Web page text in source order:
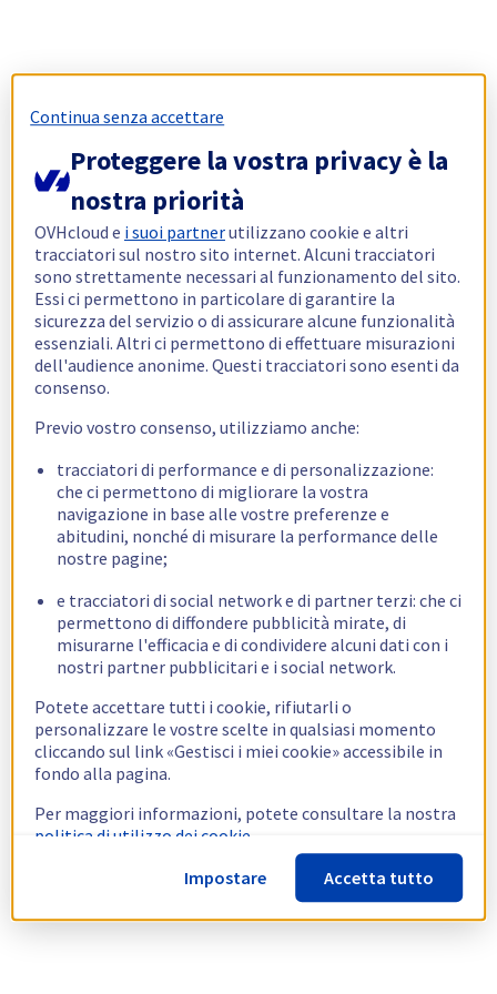
Continua senza accettare
Proteggere la vostra privacy è la
nostra priorità
OVHcloud e i suoi partnerutilizzano cookie e altri
tracciatori sul nostro sito internet. Alcuni tracciatori
sono strettamente necessari al funzionamento del sito.
Essi ci permettono in particolare di garantire la
sicurezza del servizio o di assicurare alcune funzionalità
essenziali. Altri ci permettono di effettuare misurazioni
dell'audience anonime. Questi tracciatori sono esenti da
consenso.
Previo vostro consenso, utilizziamo anche:
tracciatori di performance e di personalizzazione:
che ci permettono di migliorare la vostra
navigazione in base alle vostre preferenze e
abitudini, nonché di misurare la performance delle
nostre pagine;
e tracciatori di social network e di partner terzi: che ci
permettono di diffondere pubblicità mirate, di
misurarne l'efficacia e di condividere alcuni dati con i
nostri partner pubblicitari e i social network.
Potete accettare tutti i cookie, rifiutarli o
personalizzare le vostre scelte in qualsiasi momento
cliccando sul link «Gestisci i miei cookie» accessibile in
fondo alla pagina.
Per maggiori informazioni, potete consultare la nostra
politica di utilizzo dei cookie.
Impostare
Accetta tutto